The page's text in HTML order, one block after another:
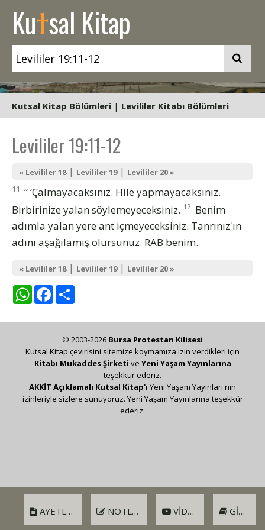
Kutsal Kitap
Kutsal Kitap Bölümleri | Levililer Kitabı Bölümleri
Levililer 19:11-12
« Levililer 18| Levililer 19| Levililer 20 »
11 “ ‘Çalmayacaksınız. Hile yapmayacaksınız.
Birbirinize yalan söylemeyeceksiniz. 12 Benim
adımla yalan yere ant içmeyeceksiniz. Tanrınız'ın
adını aşağılamış olursunuz. RAB benim.
« Levililer 18| Levililer 19| Levililer 20 »
WhatsAppFacebook
AYETLER NOTLAR VIDEO GIRIŞ
© 2003-2026 Bursa Protestan Kilisesi
Kutsal Kitap çevirisini sitemize koymamıza izin verdikleri için
Kitabı Mukaddes Şirketi ve Yeni Yaşam Yayınlarına
teşekkür ederiz.
AKKİT Açıklamalı Kutsal Kitap'ı Yeni Yaşam Yayınları'nın
izinleriyle sizlere sunuyoruz. Yeni Yaşam Yayınlarına teşekkür
ederiz.